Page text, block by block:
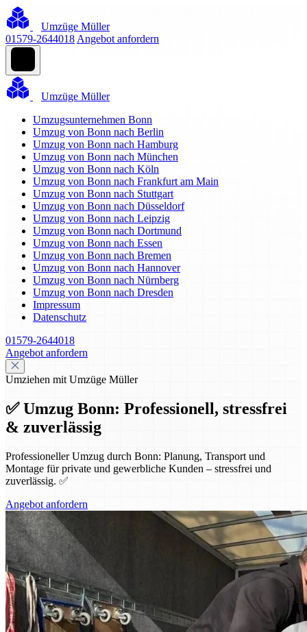
Umzüge Müller
01579-2644018 Angebot anfordern
Umzüge Müller
Umzugsunternehmen Bonn
Umzug von Bonn nach Berlin
Umzug von Bonn nach Hamburg
Umzug von Bonn nach München
Umzug von Bonn nach Köln
Umzug von Bonn nach Frankfurt am Main
Umzug von Bonn nach Stuttgart
Umzug von Bonn nach Düsseldorf
Umzug von Bonn nach Leipzig
Umzug von Bonn nach Dortmund
Umzug von Bonn nach Essen
Umzug von Bonn nach Bremen
Umzug von Bonn nach Hannover
Umzug von Bonn nach Nürnberg
Umzug von Bonn nach Dresden
Impressum
Datenschutz
01579-2644018
Angebot anfordern
Umziehen mit Umzüge Müller
✅ Umzug Bonn: Professionell, stressfrei
& zuverlässig
Professioneller Umzug durch Bonn: Planung, Transport und
Montage für private und gewerbliche Kunden – stressfrei und
zuverlässig. ✅
Angebot anfordern